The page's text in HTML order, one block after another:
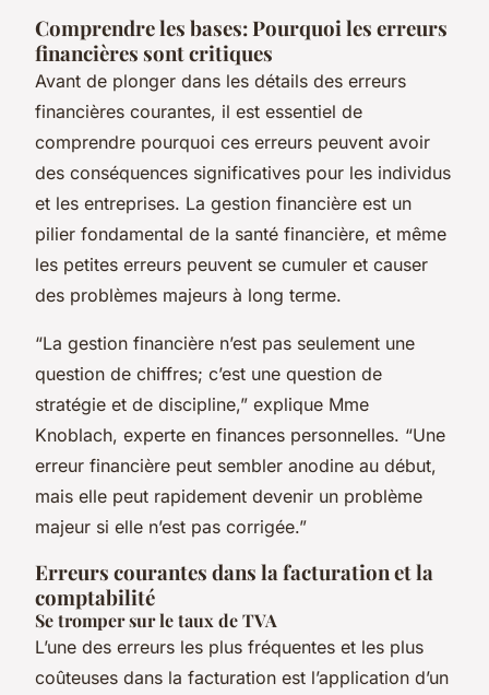
Comprendre les bases: Pourquoi les erreurs
financières sont critiques
Avant de plonger dans les détails des erreurs
financières courantes, il est essentiel de
comprendre pourquoi ces erreurs peuvent avoir
des conséquences significatives pour les individus
et les entreprises. La gestion financière est un
pilier fondamental de la santé financière, et même
les petites erreurs peuvent se cumuler et causer
des problèmes majeurs à long terme.
“La gestion financière n’est pas seulement une
question de chiffres; c’est une question de
stratégie et de discipline,” explique Mme
Knoblach, experte en finances personnelles. “Une
erreur financière peut sembler anodine au début,
mais elle peut rapidement devenir un problème
majeur si elle n’est pas corrigée.”
Erreurs courantes dans la facturation et la
comptabilité
Se tromper sur le taux de TVA
L’une des erreurs les plus fréquentes et les plus
coûteuses dans la facturation est l’application d’un